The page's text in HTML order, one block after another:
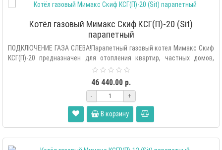
Котёл газовый Мимакс Скиф КСГ(П)-20 (Sit)
парапетный
ПОДКЛЮЧЕНИЕ ГАЗА СЛЕВА!Парапетный газовый котел Мимакс Скиф
КСГ(П)-20 предназначен для отопления квартир, частных домов,
46 440.00 р.
- +
В корзину